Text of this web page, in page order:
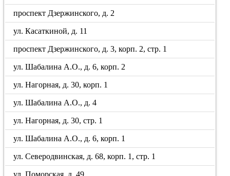
проспект Дзержинского, д. 2
ул. Касаткиной, д. 11
проспект Дзержинского, д. 3, корп. 2, стр. 1
ул. Шабалина А.О., д. 6, корп. 2
ул. Нагорная, д. 30, корп. 1
ул. Шабалина А.О., д. 4
ул. Нагорная, д. 30, стр. 1
ул. Шабалина А.О., д. 6, корп. 1
ул. Северодвинская, д. 68, корп. 1, стр. 1
ул. Поморская, д. 49